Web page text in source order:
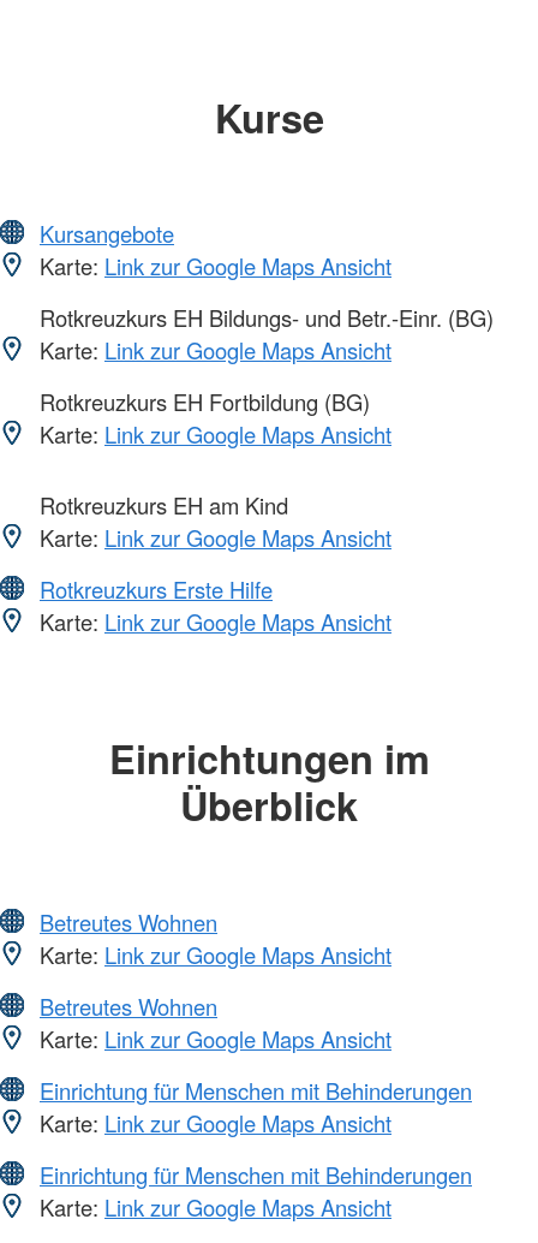
Kurse
Kursangebote
Karte: Link zur Google Maps Ansicht
Rotkreuzkurs EH Bildungs- und Betr.-Einr. (BG)
Karte: Link zur Google Maps Ansicht
Rotkreuzkurs EH Fortbildung (BG)
Karte: Link zur Google Maps Ansicht
Rotkreuzkurs EH am Kind
Karte: Link zur Google Maps Ansicht
Rotkreuzkurs Erste Hilfe
Karte: Link zur Google Maps Ansicht
Einrichtungen im
Überblick
Betreutes Wohnen
Karte: Link zur Google Maps Ansicht
Betreutes Wohnen
Karte: Link zur Google Maps Ansicht
Einrichtung für Menschen mit Behinderungen
Karte: Link zur Google Maps Ansicht
Einrichtung für Menschen mit Behinderungen
Karte: Link zur Google Maps Ansicht